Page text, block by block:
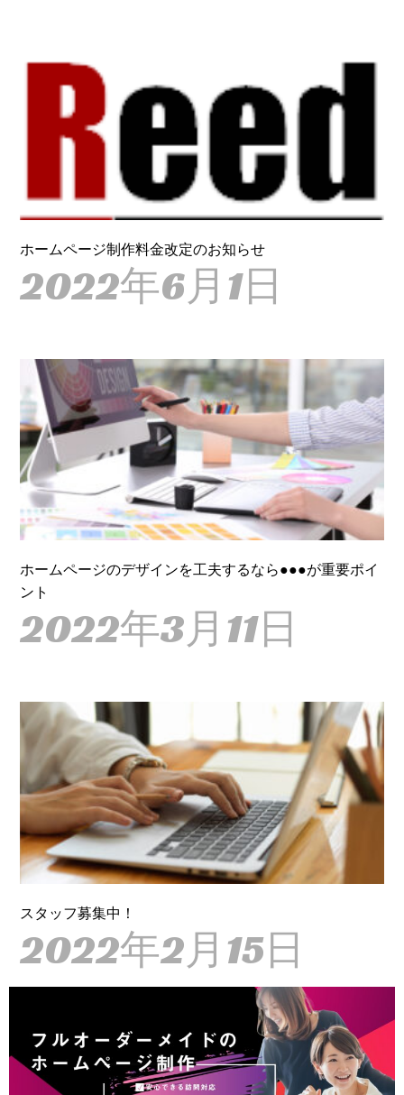
ホームページ制作料金改定のお知らせ
2022年6月1日
ホームページのデザインを工夫するなら●●●が重要ポイ
ント
2022年3月11日
スタッフ募集中！
2022年2月15日